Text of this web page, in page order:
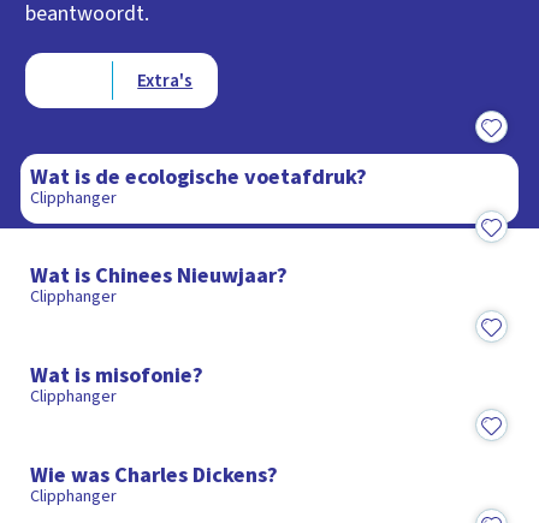
beantwoordt.
Type videos
Extra's
Wat is de ecologische voetafdruk?
Clipphanger
Wat is Chinees Nieuwjaar?
Clipphanger
1:25
Wat is misofonie?
Clipphanger
Wie was Charles Dickens?
Clipphanger